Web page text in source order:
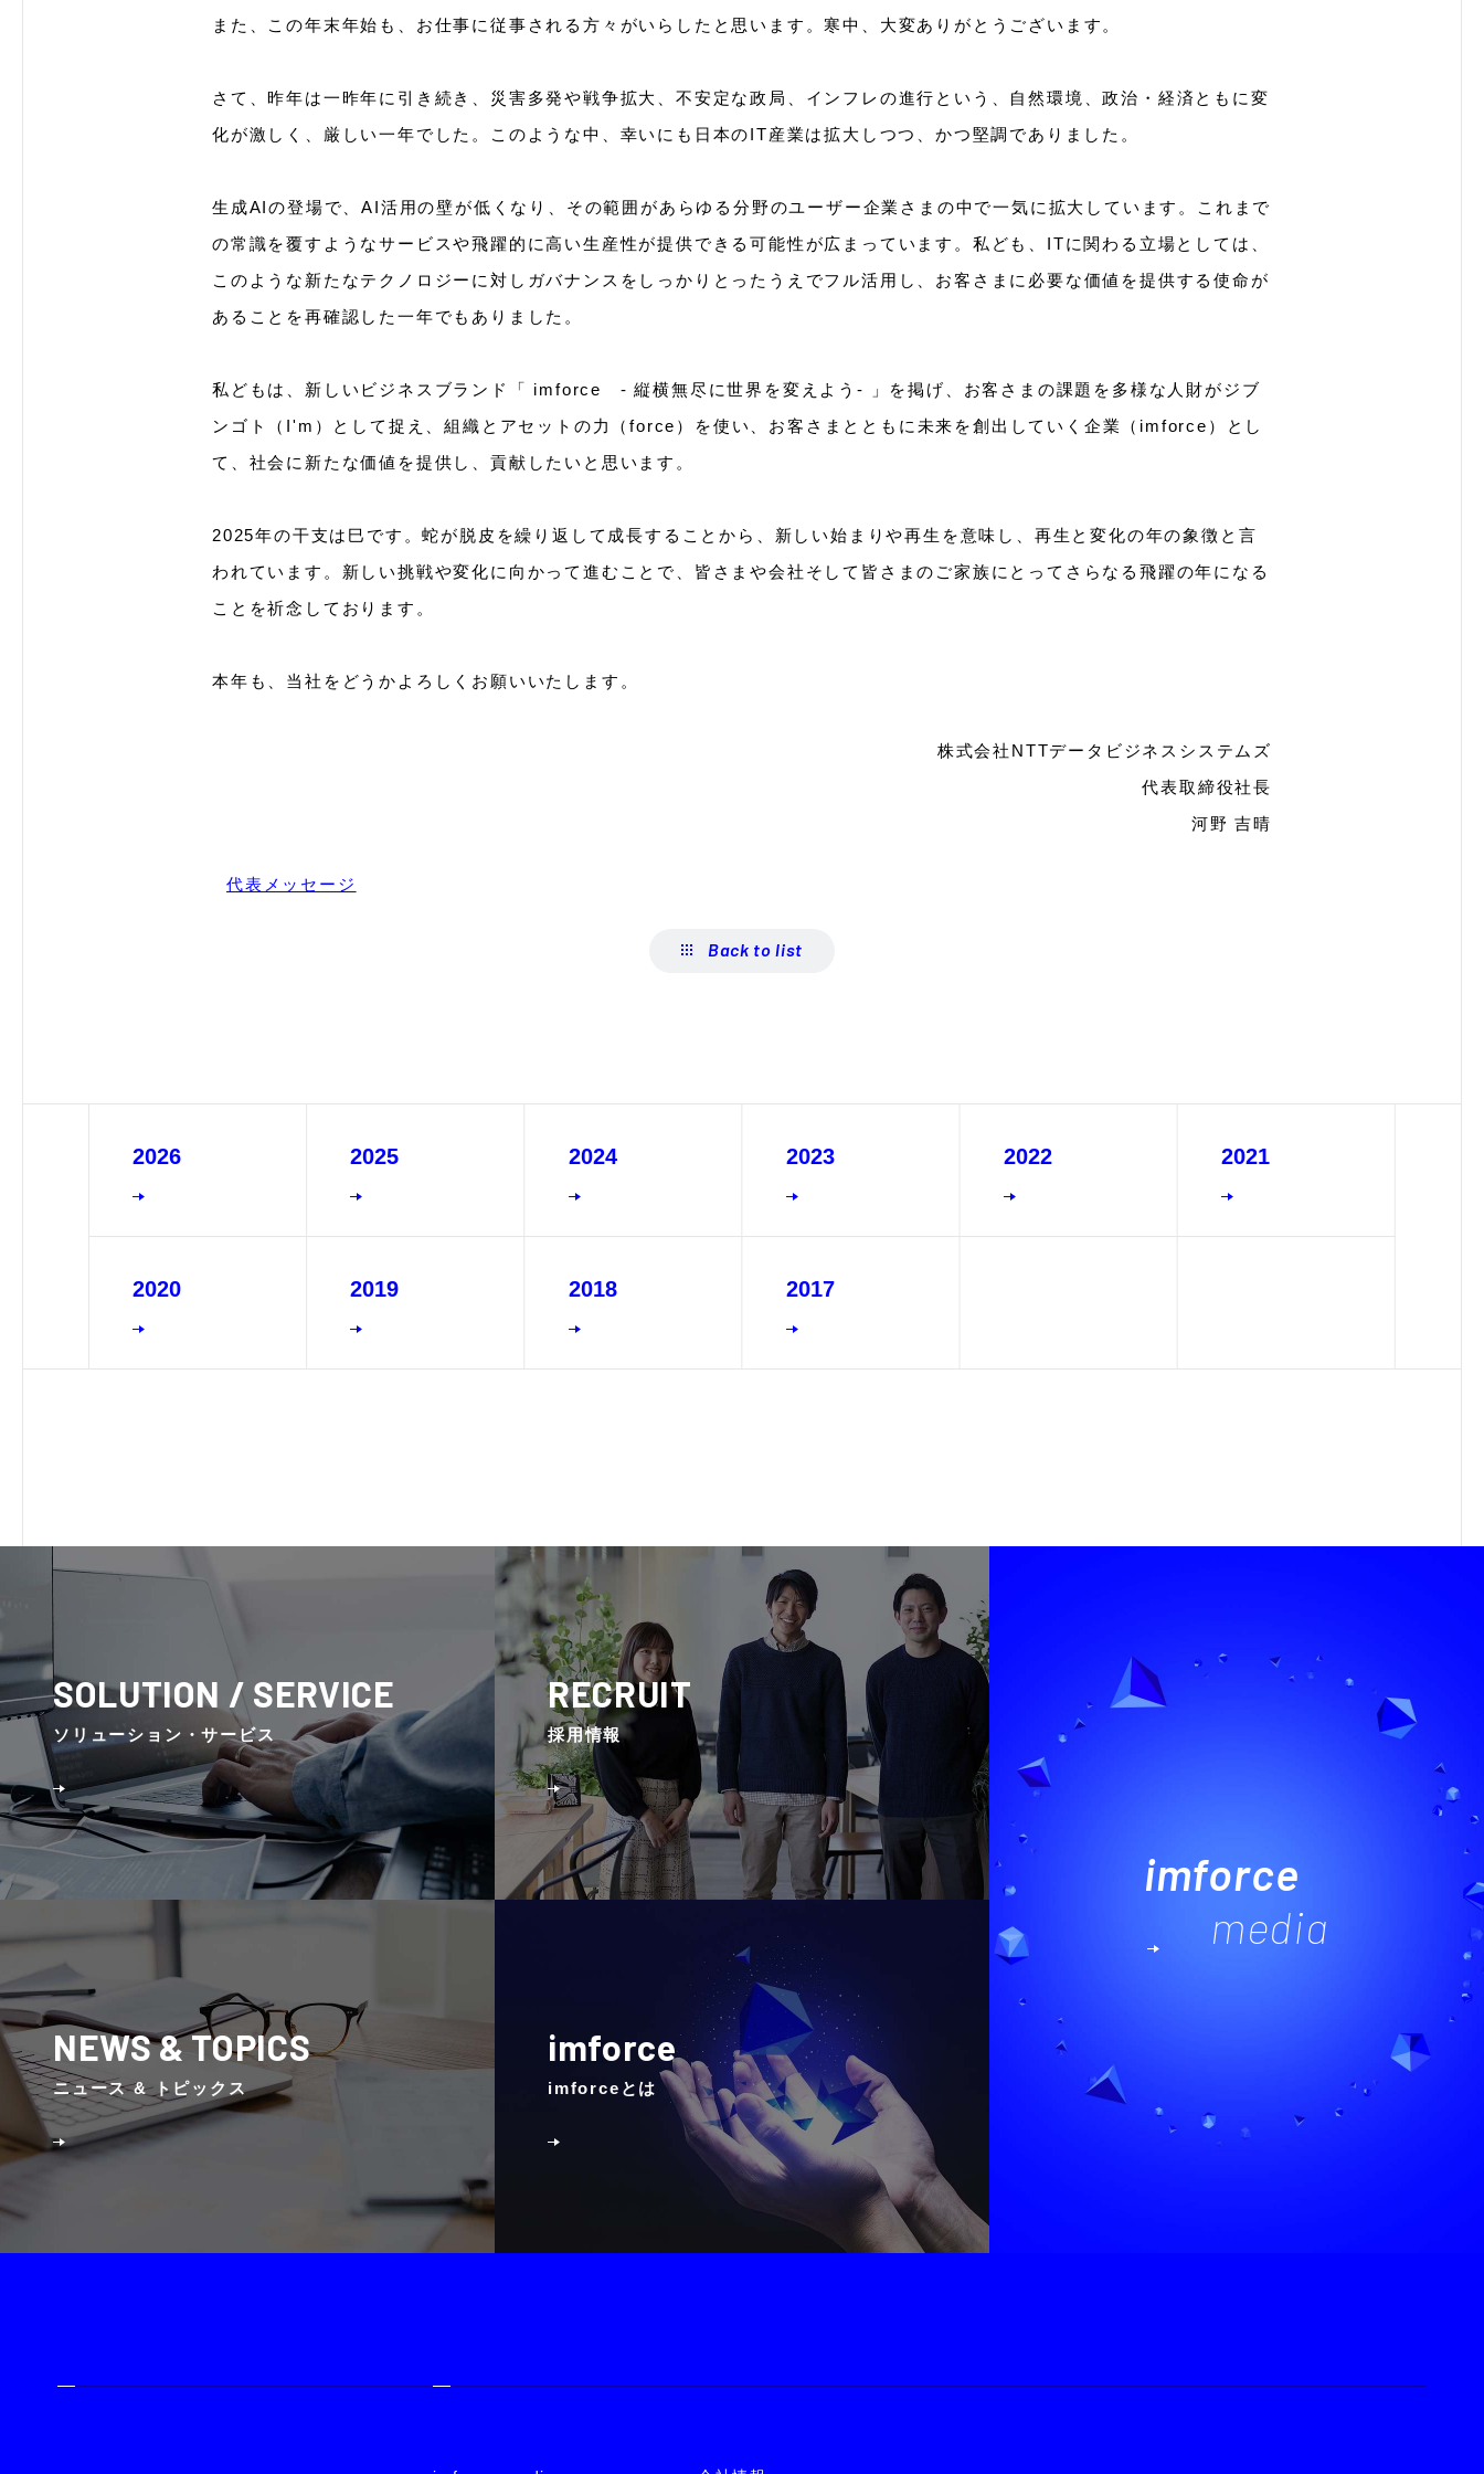
また、この年末年始も、お仕事に従事される方々がいらしたと思います。寒中、大変ありがとうございます。
さて、昨年は一昨年に引き続き、災害多発や戦争拡大、不安定な政局、インフレの進行という、自然環境、政治・経済ともに変
化が激しく、厳しい一年でした。このような中、幸いにも日本のIT産業は拡大しつつ、かつ堅調でありました。
生成AIの登場で、AI活用の壁が低くなり、その範囲があらゆる分野のユーザー企業さまの中で一気に拡大しています。これまで
の常識を覆すようなサービスや飛躍的に高い生産性が提供できる可能性が広まっています。私ども、ITに関わる立場としては、
このような新たなテクノロジーに対しガバナンスをしっかりとったうえでフル活用し、お客さまに必要な価値を提供する使命が
あることを再確認した一年でもありました。
私どもは、新しいビジネスブランド「 imforce - 縦横無尽に世界を変えよう- 」を掲げ、お客さまの課題を多様な人財がジブ
ンゴト（I'm）として捉え、組織とアセットの力（force）を使い、お客さまとともに未来を創出していく企業（imforce）とし
て、社会に新たな価値を提供し、貢献したいと思います。
2025年の干支は巳です。蛇が脱皮を繰り返して成長することから、新しい始まりや再生を意味し、再生と変化の年の象徴と言
われています。新しい挑戦や変化に向かって進むことで、皆さまや会社そして皆さまのご家族にとってさらなる飛躍の年になる
ことを祈念しております。
本年も、当社をどうかよろしくお願いいたします。
株式会社NTTデータビジネスシステムズ
代表取締役社長
河野 吉晴
代表メッセージ
Back to list
2026 2025 2024 2023 2022 2021
2020 2019 2018 2017
SOLUTION / SERVICE
ソリューション・サービス
RECRUIT
採⽤情報
NEWS & TOPICS
ニュース & トピックス
imforce
imforceとは
imforce
media